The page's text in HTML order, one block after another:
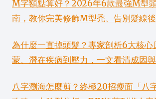
M字額點算好？2026年6款最強M型
南，教你完美修飾M型禿、告別髮線後
為什麼一直掉頭髮？專家剖析6大核心
蒙、潛在疾病到壓力，一文看清成因
八字瀏海怎麼剪？終極20招瘦面「八